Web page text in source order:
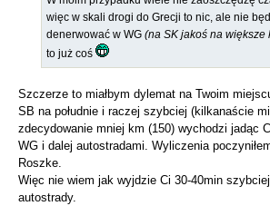
więc w skali drogi do Grecji to nic, ale nie
denerwować w WG (na SK jakoś na większe
to już coś
Szczerze to miałbym dylemat na Twoim
SB na południe i raczej szybciej (kilkanaście
zdecydowanie mniej km (150) wychodzi jadąc
WG i dalej autostradami. Wyliczenia
Roszke.
Więc nie wiem jak wyjdzie Ci 30-40min
autostrady.